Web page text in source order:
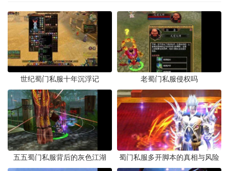
世纪蜀门私服十年沉浮记 老蜀门私服侵权吗
五五蜀门私服背后的灰色江湖 蜀门私服多开脚本的真相与风险